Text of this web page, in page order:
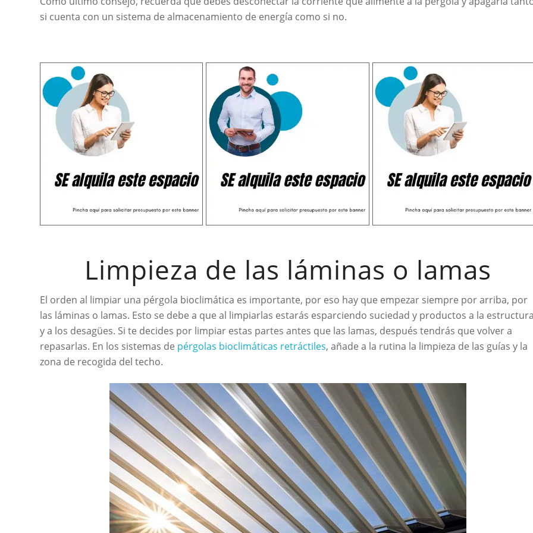
si cuenta con un sistema de almacenamiento de energía como si no.
Limpieza de las láminas o lamas
El orden al limpiar una pérgola bioclimática es importante, por eso hay que empezar siempre por arriba, por
las láminas o lamas. Esto se debe a que al limpiarlas estarás esparciendo suciedad y productos a la
y a los desagües. Si te decides por limpiar estas partes antes que las lamas, después tendrás que volver a
repasarlas. En los sistemas de pérgolas bioclimáticas retráctiles, añade a la rutina la limpieza de las guías y la
zona de recogida del techo.